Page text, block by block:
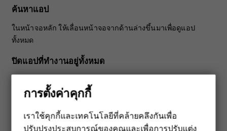
ค้นหาแอป
ในหน้าจอหลัก ให้เลื่อนหน้าจอจากด้านล่างขึ้นมาเพื่อดูแอป
ทั้งหมด
ปิดแอปที่ทำงานอยู่ทั้งหมด
การตั้งค่าคุกกี้
เราใช้คุกกี้และเทคโนโลยีที่คล้ายคลึงกันเพื่อ
ปรับปรุงประสบการณ์ของคุณและเพื่อการปรับแต่ง